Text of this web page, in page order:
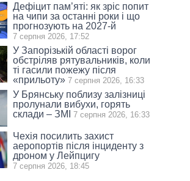
Дефіцит пам’яті: як зріс попит
на чипи за останні роки і що
прогнозують на 2027-й
7 серпня 2026, 17:52
У Запорізькій області ворог
обстріляв рятувальників, коли
ті гасили пожежу після
«прильоту» 7 серпня 2026, 16:33
У Брянську поблизу залізниці
пролунали вибухи, горять
склади – ЗМІ
7 серпня 2026, 16:33
Чехія посилить захист
аеропортів після інциденту з
дроном у Лейпцигу
7 серпня 2026, 18:45